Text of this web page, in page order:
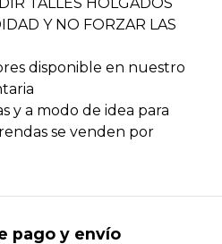
Y NO FORZAR LAS
disponible en nuestro
y a modo de idea para
se venden por
pago y envío